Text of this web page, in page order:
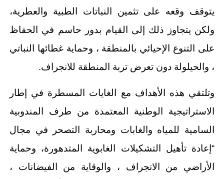
يتوقف وقعه على تثمين النباتات الطبية والعطرية،
ولكن يتجاوز ذلك إلى القيام بدور حاسم في الحفاظ
على التنوع الإحيائي بالمنطقة ، وحماية غطائها النباتي
، والحيلولة دون تعرض تربة المنطقة للانجراف.
وتلتقي هذه الأهداف مع الغايات المسطرة في إطار
الاستراتيجية الوطنية المعتمدة من طرف المندوبية
السامية للمياه والغابات ومحاربة التصحر في مجال
“إعادة تأهيل التشكيلات الغابوية المتدهورة، وحماية
الأراضي من الانجراف ، والوقاية من الفيضانات ،